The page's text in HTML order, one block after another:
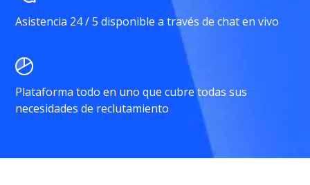
Asistencia 24 / 5 disponible a través de chat en vivo
Plataforma todo en uno que cubre todas sus
necesidades de reclutamiento